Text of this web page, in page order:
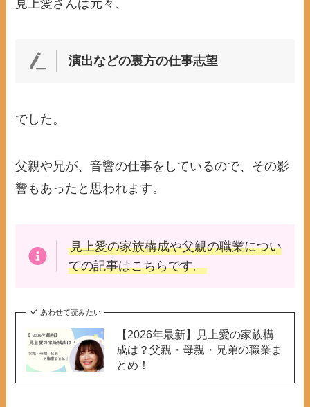
見上愛さんは元々、
演出などの裏方の仕事志望
でした。
父親や兄が、音響の仕事をしているので、その影
響もあったと思われます。
見上愛の家族構成や父親の職業につい
ての記事はこちらです。
あわせて読みたい
【2026年最新】見上愛の家族構
成は？父親・母親・兄弟の職業ま
とめ！